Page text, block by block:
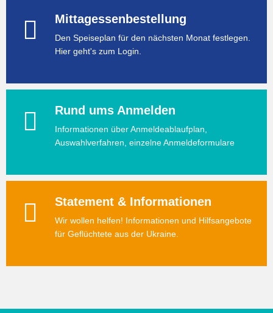
Mittagessenbestellung
Den Speiseplan für den nächsten Monat festlegen.
Hier geht's zum Login.
Rund ums Anmelden
Informationen über Anmeldeablaufplan,
Auswahlverfahren, einzelne Anmeldeformulare
Statement & Informationen
Wir wollen helfen! Informationen und Hilfsangebote
für Geflüchtete aus der Ukraine.